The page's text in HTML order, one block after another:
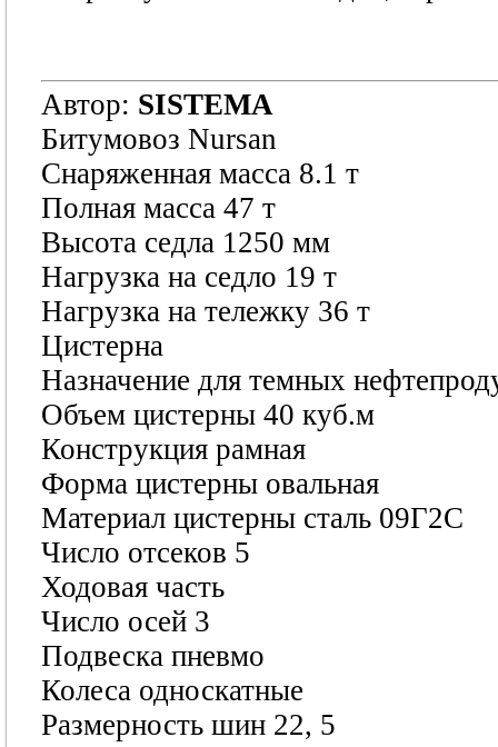
Автор: SISTEMA
Битумовоз Nursan
Снаряженная масса 8.1 т
Полная масса 47 т
Высота седла 1250 мм
Нагрузка на седло 19 т
Нагрузка на тележку 36 т
Цистерна
Назначение для темных
Объем цистерны 40 куб.м
Конструкция рамная
Форма цистерны овальная
Материал цистерны сталь 09Г2С
Число отсеков 5
Ходовая часть
Число осей 3
Подвеска пневмо
Колеса односкатные
Размерность шин 22, 5